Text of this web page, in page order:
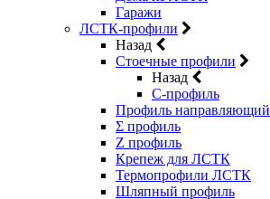
Гаражи
ЛСТК-профили
Назад
Стоечные профили
Назад
C-профиль
Профиль направляющий
Σ профиль
Z профиль
Крепеж для ЛСТК
Термопрофили ЛСТК
Шляпный профиль